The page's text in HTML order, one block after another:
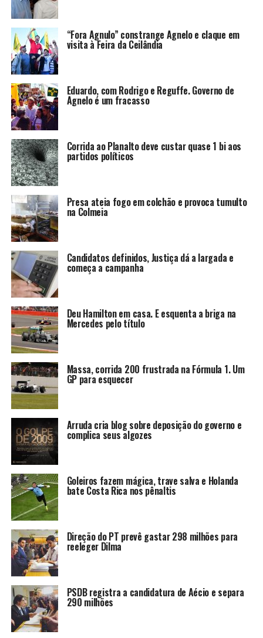
“Fora Agnulo” constrange Agnelo e claque em
visita à Feira da Ceilândia
Eduardo, com Rodrigo e Reguffe. Governo de
Agnelo é um fracasso
Corrida ao Planalto deve custar quase 1 bi aos
partidos políticos
Presa ateia fogo em colchão e provoca tumulto
na Colmeia
Candidatos definidos, Justiça dá a largada e
começa a campanha
Deu Hamilton em casa. E esquenta a briga na
Mercedes pelo título
Massa, corrida 200 frustrada na Fórmula 1. Um
GP para esquecer
Arruda cria blog sobre deposição do governo e
complica seus algozes
Goleiros fazem mágica, trave salva e Holanda
bate Costa Rica nos pênaltis
Direção do PT prevê gastar 298 milhões para
reeleger Dilma
PSDB registra a candidatura de Aécio e separa
290 milhões